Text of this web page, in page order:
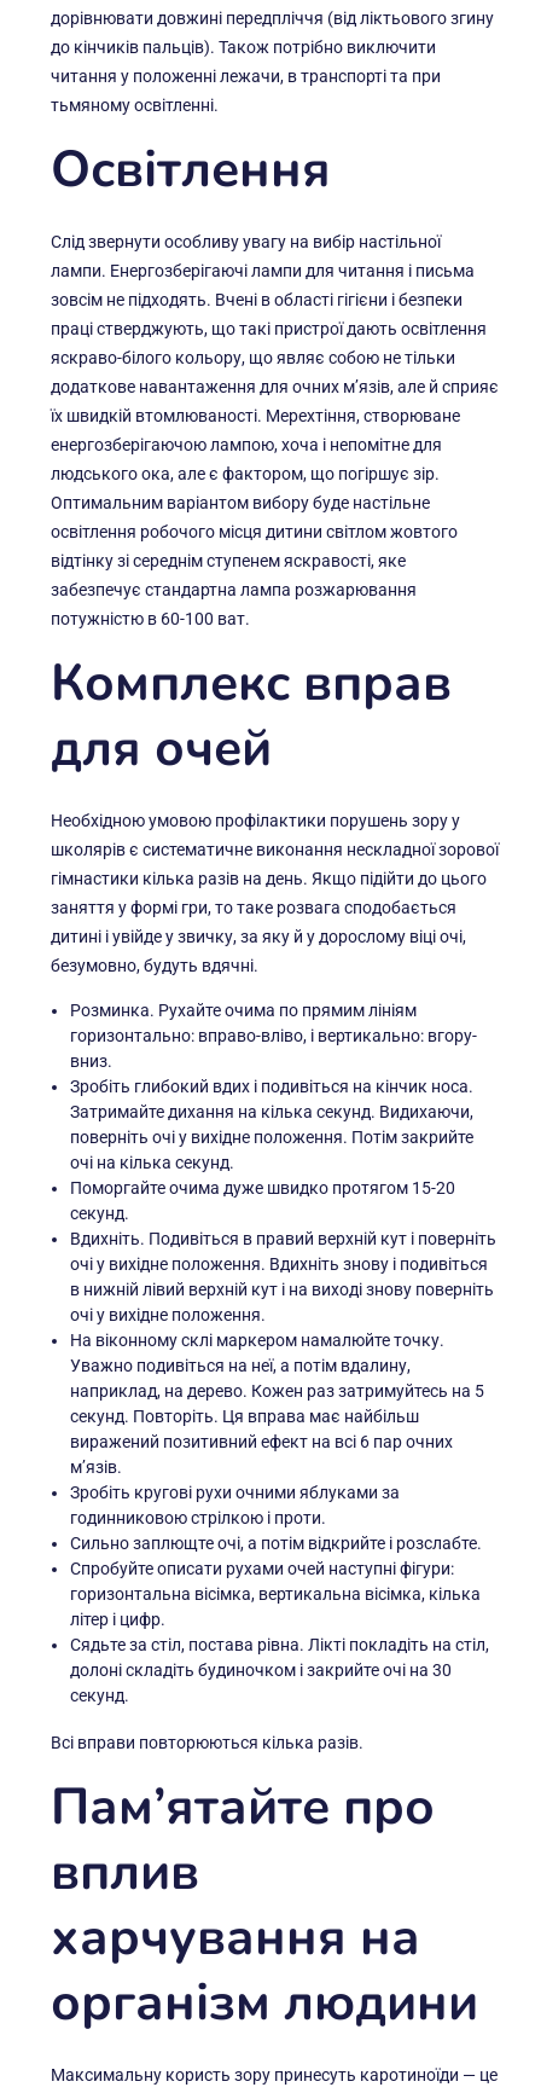
дорівнювати довжині передпліччя (від ліктьового згину
до кінчиків пальців). Також потрібно виключити
читання у положенні лежачи, в транспорті та при
тьмяному освітленні.
Освітлення
Слід звернути особливу увагу на вибір настільної
лампи. Енергозберігаючі лампи для читання і письма
зовсім не підходять. Вчені в області гігієни і безпеки
праці стверджують, що такі пристрої дають освітлення
яскраво-білого кольору, що являє собою не тільки
додаткове навантаження для очних м’язів, але й сприяє
їх швидкій втомлюваності. Мерехтіння, створюване
енергозберігаючою лампою, хоча і непомітне для
людського ока, але є фактором, що погіршує зір.
Оптимальним варіантом вибору буде настільне
освітлення робочого місця дитини світлом жовтого
відтінку зі середнім ступенем яскравості, яке
забезпечує стандартна лампа розжарювання
потужністю в 60-100 ват.
Комплекс вправ
для очей
Необхідною умовою профілактики порушень зору у
школярів є систематичне виконання нескладної зорової
гімнастики кілька разів на день. Якщо підійти до цього
заняття у формі гри, то таке розвага сподобається
дитині і увійде у звичку, за яку й у дорослому віці очі,
безумовно, будуть вдячні.
Розминка. Рухайте очима по прямим лініям
горизонтально: вправо-вліво, і вертикально: вгору-
вниз.
Зробіть глибокий вдих і подивіться на кінчик носа.
Затримайте дихання на кілька секунд. Видихаючи,
поверніть очі у вихідне положення. Потім закрийте
очі на кілька секунд.
Поморгайте очима дуже швидко протягом 15-20
секунд.
Вдихніть. Подивіться в правий верхній кут і поверніть
очі у вихідне положення. Вдихніть знову і подивіться
в нижній лівий верхній кут і на виході знову поверніть
очі у вихідне положення.
На віконному склі маркером намалюйте точку.
Уважно подивіться на неї, а потім вдалину,
наприклад, на дерево. Кожен раз затримуйтесь на 5
секунд. Повторіть. Ця вправа має найбільш
виражений позитивний ефект на всі 6 пар очних
м’язів.
Зробіть кругові рухи очними яблуками за
годинниковою стрілкою і проти.
Сильно заплющте очі, а потім відкрийте і розслабте.
Спробуйте описати рухами очей наступні фігури:
горизонтальна вісімка, вертикальна вісімка, кілька
літер і цифр.
Сядьте за стіл, постава рівна. Лікті покладіть на стіл,
долоні складіть будиночком і закрийте очі на 30
секунд.
Всі вправи повторюються кілька разів.
Пам’ятайте про
вплив
харчування на
організм людини
Максимальну користь зору принесуть каротиноїди — це